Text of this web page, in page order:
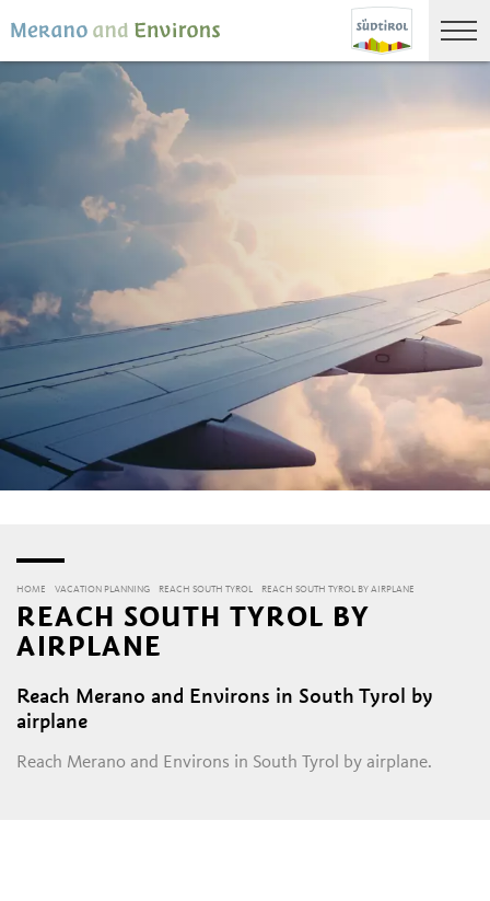
HOME VACATION PLANNING REACH SOUTH TYROL REACH SOUTH TYROL BY AIRPLANE
REACH SOUTH TYROL BY
AIRPLANE
Reach Merano and Environs in South Tyrol by
airplane
Reach Merano and Environs in South Tyrol by airplane.